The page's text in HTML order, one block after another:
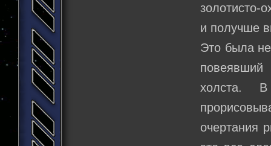
золотисто-
и получше
Это была
холста.
очертания